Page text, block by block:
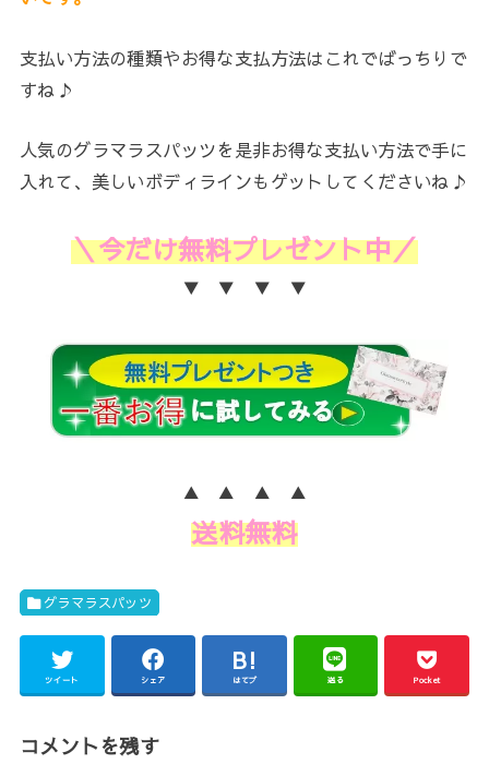
支払い方法の種類やお得な支払方法はこれでばっちりで
すね♪
人気のグラマラスパッツを是非お得な支払い方法で手に
入れて、美しいボディラインもゲットしてくださいね♪
＼今だけ無料プレゼント中／
▼ ▼ ▼ ▼
▲ ▲ ▲ ▲
送料無料
グラマラスパッツ
ツイート シェア はてブ 送る Pocket
コメントを残す